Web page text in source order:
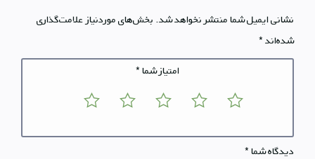
نشانی ایمیل شما منتشر نخواهد شد. بخش‌های موردنیاز علامت‌گذاری
شده‌اند*
امتیاز شما*
دیدگاه شما*